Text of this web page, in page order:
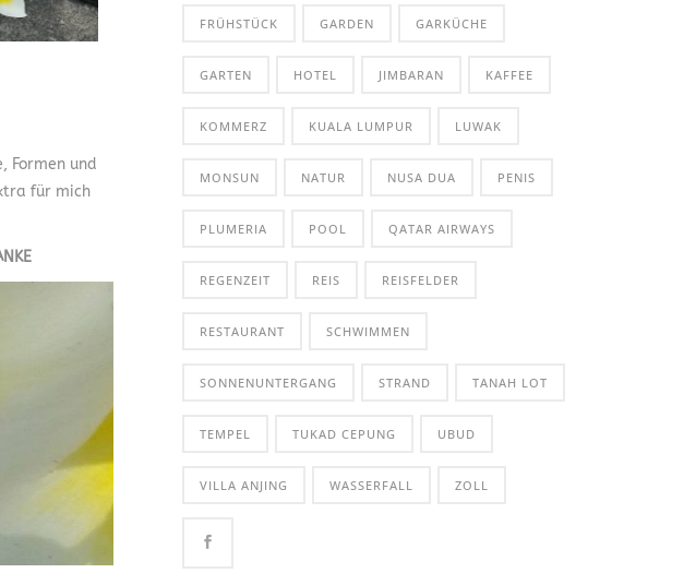
Formen und
für mich
FRÜHSTÜCK GARDEN GARKÜCHE
GARTEN HOTEL JIMBARAN KAFFEE
KOMMERZ KUALA LUMPUR LUWAK
MONSUN NATUR NUSA DUA PENIS
PLUMERIA POOL QATAR AIRWAYS
REGENZEIT REIS REISFELDER
RESTAURANT SCHWIMMEN
SONNENUNTERGANG STRAND TANAH LOT
TEMPEL TUKAD CEPUNG UBUD
VILLA ANJING WASSERFALL ZOLL